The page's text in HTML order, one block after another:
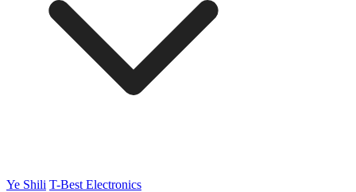
Ye Shili T-Best Electronics